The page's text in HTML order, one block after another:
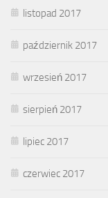
listopad 2017
październik 2017
wrzesień 2017
sierpień 2017
lipiec 2017
czerwiec 2017